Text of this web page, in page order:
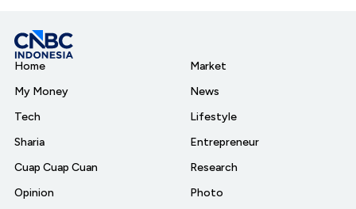
Home
My Money
Tech
Sharia
Cuap Cuap Cuan
Opinion
Market
News
Lifestyle
Entrepreneur
Research
Photo